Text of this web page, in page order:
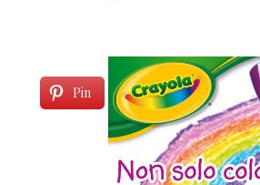
Pin